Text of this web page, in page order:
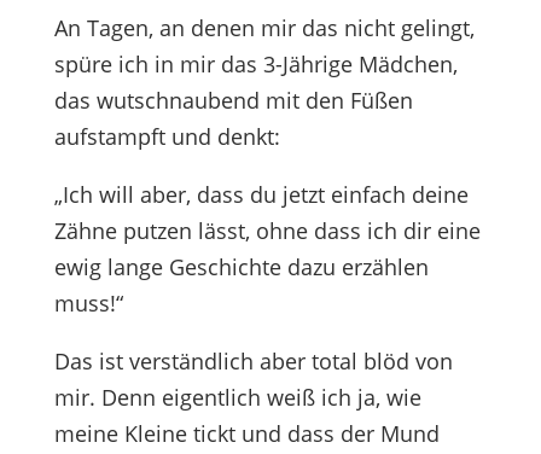
An Tagen, an denen mir das nicht gelingt,
spüre ich in mir das 3-Jährige Mädchen,
das wutschnaubend mit den Füßen
aufstampft und denkt:
„Ich will aber, dass du jetzt einfach deine
Zähne putzen lässt, ohne dass ich dir eine
ewig lange Geschichte dazu erzählen
muss!“
Das ist verständlich aber total blöd von
mir. Denn eigentlich weiß ich ja, wie
meine Kleine tickt und dass der Mund